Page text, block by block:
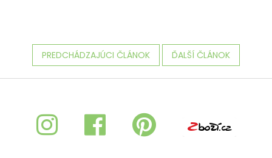
PREDCHÁDZAJÚCI ČLÁNOK ĎALŠÍ ČLÁNOK
Z